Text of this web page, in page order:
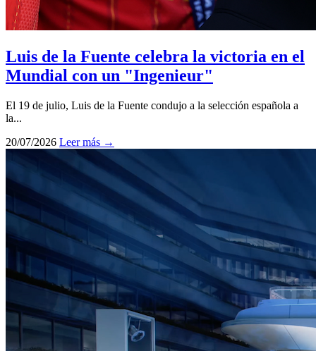
Luis de la Fuente celebra la victoria en el
Mundial con un "Ingenieur"
El 19 de julio, Luis de la Fuente condujo a la selección española a
la...
20/07/2026 Leer más →